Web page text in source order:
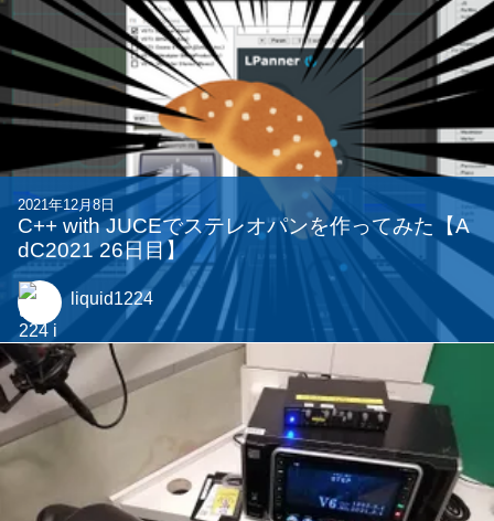
2021年12月8日
C++ with JUCEでステレオパンを作ってみた【A
dC2021 26日目】
liquid1224